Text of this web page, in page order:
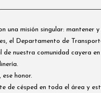
una misión singular:
el Departamento de
nuestra comunidad cayera
honor.
de césped en toda el área y